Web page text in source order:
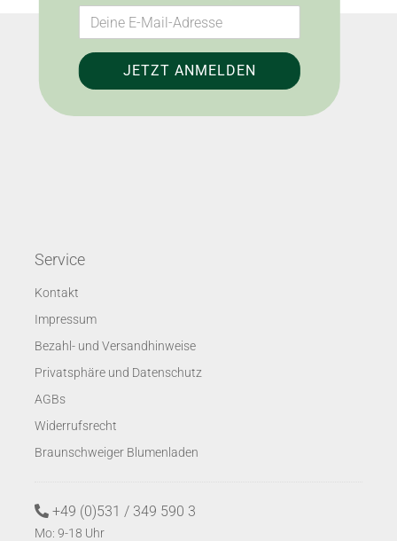
Service
Kontakt
Impressum
Bezahl- und Versandhinweise
Privatsphäre und Datenschutz
AGBs
Widerrufsrecht
Braunschweiger Blumenladen
+49 (0)531 / 349 590 3
Mo: 9-18 Uhr